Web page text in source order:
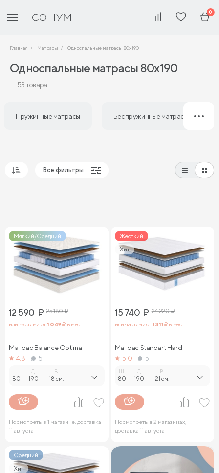
0
Главная Матрасы Односпальные матрасы 80х190
Односпальные матрасы 80х190
53 товара
Пружинные матрасы Беспружинные матрасы
Все фильтры
Мягкий/Средний
12 590 ₽ 25 180₽
или частями от1 049₽ в мес.
Матрас Balance Optima
4.8
5
Ш.
80 -
Д.
190 -
В.
18 см.
Посмотреть в 1 магазине, доставка
11 августа
Жесткий
Хит
15 740 ₽ 24 220₽
или частями от1 311₽ в мес.
Матрас Standart Hard
5.0
5
Ш.
80 -
Д.
190 -
В.
21 см.
Посмотреть в 2 магазинах,
доставка 11 августа
Средний
Хит